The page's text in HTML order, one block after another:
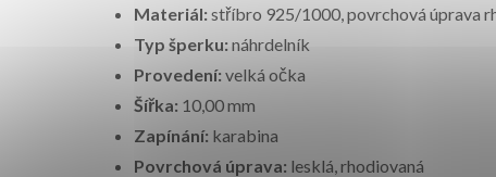
Materiál:stříbro 925/1000, povrchová úprava
Typ šperku:náhrdelník
Provedení:velká očka
Šířka: 10,00 mm
Zapínání: karabina
Povrchová úprava: lesklá, rhodiovaná